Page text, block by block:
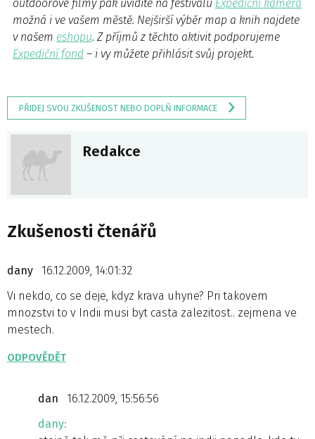
outdoorové filmy pak uvidíte na festivalu Expediční kamera
možná i ve vašem městě. Nejširší výběr map a knih najdete
v našem eshopu. Z příjmů z těchto aktivit podporujeme
Expediční fond – i vy můžete přihlásit svůj projekt.
PŘIDEJ SVOU ZKUŠENOST NEBO DOPLŇ INFORMACE
Redakce
Zkušenosti čtenářů
dany
16.12.2009, 14:01:32
Vi nekdo, co se deje, kdyz krava uhyne? Pri takovem
mnozstvi to v Indii musi byt casta zalezitost.. zejmena ve
mestech.
ODPOVĚDĚT
dan
16.12.2009, 15:56:56
dany: